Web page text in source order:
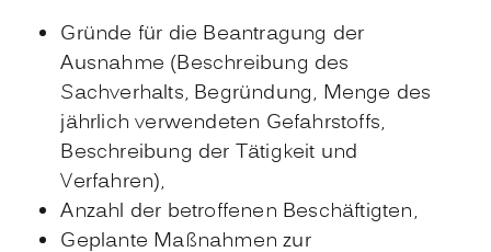
Gründe für die Beantragung der
Ausnahme (Beschreibung des
Sachverhalts, Begründung, Menge des
jährlich verwendeten Gefahrstoffs,
Beschreibung der Tätigkeit und
Verfahren),
Anzahl der betroffenen Beschäftigten,
Geplante Maßnahmen zur